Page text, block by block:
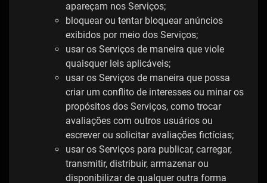
apareçam nos Serviços;
bloquear ou tentar bloquear anúncios
exibidos por meio dos Serviços;
usar os Serviços de maneira que viole
quaisquer leis aplicáveis;
usar os Serviços de maneira que possa
criar um conflito de interesses ou minar os
propósitos dos Serviços, como trocar
avaliações com outros usuários ou
escrever ou solicitar avaliações fictícias;
usar os Serviços para publicar, carregar,
transmitir, distribuir, armazenar ou
disponibilizar de qualquer outra forma